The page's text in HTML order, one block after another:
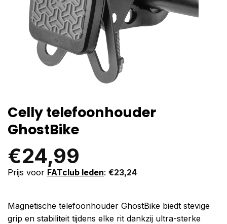
Celly telefoonhouder
GhostBike
€24,99
Prijs voor FATclub leden: €23,24
Magnetische telefoonhouder GhostBike biedt stevige
grip en stabiliteit tijdens elke rit dankzij ultra-sterke